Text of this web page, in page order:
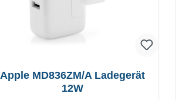
Apple MD836ZM/A Ladegerät
12W